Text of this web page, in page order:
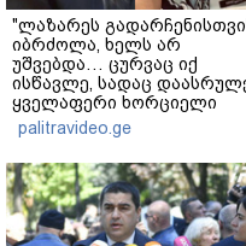
"ლაზარეს
იბრძოლა, ხელს არ
უშვებდა… ცურვაც იქ
ისწავლე, სადაც
ყველაფერი ხორციელი
ცხოვრებიდან" – რას წერს
ხობში დაღუპული დედა-
შვილის ახლობელი?
palitravideo.ge